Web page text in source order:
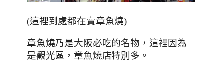
(這裡到處都在賣章魚燒)
章魚燒乃是大阪必吃的名物，這裡因為
是觀光區，章魚燒店特別多。